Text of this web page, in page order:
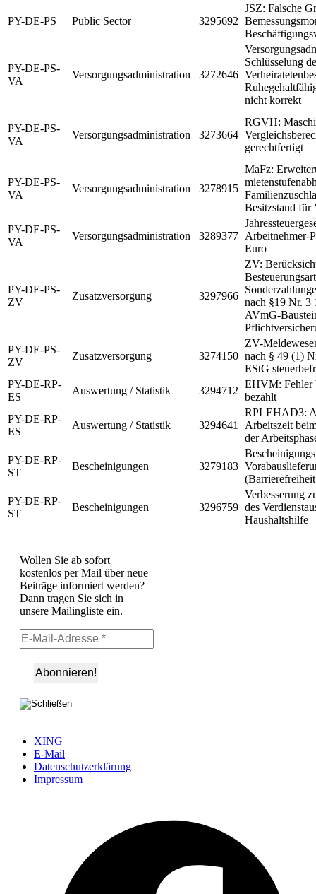
PY-DE-PS Public Sector 3295692
JSZ: Falsche
PY-DE-PS-
VA
Versorgungsadministration 3272646
Schlüsselung
nicht korrekt
PY-DE-PS-
VA
Versorgungsadministration 3273664
RGVH:
gerechtfertigt
PY-DE-PS-
VA
Versorgungsadministration 3278915
MaFz:
Besitzstand für
PY-DE-PS-
VA
Versorgungsadministration 3289377 Arbeitnehmer-
Euro
PY-DE-PS-
ZV
Zusatzversorgung 3297966
ZV:
nach §19 Nr. 3
AVmG-
PY-DE-PS-
ZV
Zusatzversorgung 3274150
ZV-
nach § 49 (1)
EStG
PY-DE-RP-
ES
Auswertung / Statistik 3294712
EHVM: Fehler
bezahlt
PY-DE-RP-
ES
Auswertung / Statistik 3294641
RPLEHAD3:
Arbeitszeit
der
PY-DE-RP-
ST
Bescheinigungen 3279183
PY-DE-RP-
ST
Bescheinigungen 3296759
Verbesserung
des
Haushaltshilfe
Wollen Sie ab sofort
kostenlos per Mail über neue
Beiträge informiert werden?
Dann tragen Sie sich in
unsere Mailingliste ein.
XING
E-Mail
Datenschutzerklärung
Impressum